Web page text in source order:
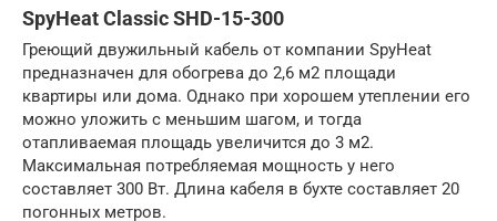
SpyHeat Classic SHD-15-300
Греющий двужильный кабель от компании SpyHeat
предназначен для обогрева до 2,6 м2 площади
квартиры или дома. Однако при хорошем утеплении его
можно уложить с меньшим шагом, и тогда
отапливаемая площадь увеличится до 3 м2.
Максимальная потребляемая мощность у него
составляет 300 Вт. Длина кабеля в бухте составляет 20
погонных метров.